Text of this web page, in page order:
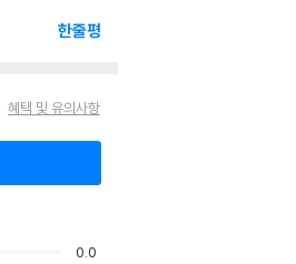
한줄평
혜택 및 유의사항
0.0